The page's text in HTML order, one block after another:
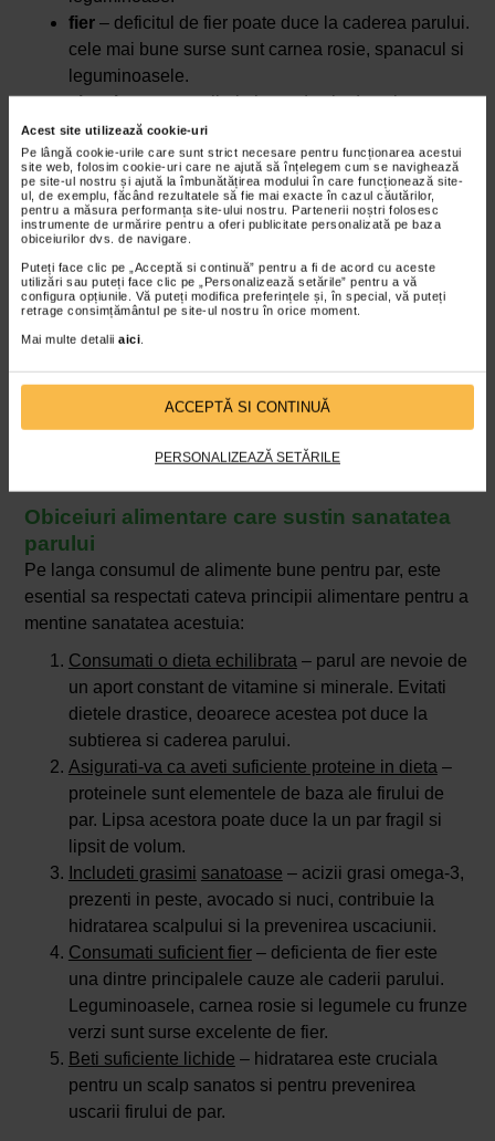
Acest site utilizează cookie-uri
Pe lângă cookie-urile care sunt strict necesare pentru funcționarea acestui
site web, folosim cookie-uri care ne ajută să înțelegem cum se navighează
pe site-ul nostru și ajută la îmbunătățirea modului în care funcționează site-
ul, de exemplu, făcând rezultatele să fie mai exacte în cazul căutărilor,
pentru a măsura performanța site-ului nostru. Partenerii noștri folosesc
instrumente de urmărire pentru a oferi publicitate personalizată pe baza
obiceiurilor dvs. de navigare.
Puteți face clic pe „Acceptă si continuă” pentru a fi de acord cu aceste
utilizări sau puteți face clic pe „Personalizează setările” pentru a vă
configura opțiunile. Vă puteți modifica preferințele și, în special, vă puteți
retrage consimțământul pe site-ul nostru în orice moment.
Mai multe detalii aici.
ACCEPTĂ SI CONTINUĂ
PERSONALIZEAZĂ SETĂRILE
fier– deficitul de fier poate duce la caderea parului.
cele mai bune surse sunt carnea rosie, spanacul si
leguminoasele.
vitamina a– contribuie la productia de sebum,
mentinand scalpul hidratat. se gaseste in morcovi,
cartofi dulci si spanac.
vitamina c– stimuleaza productia de colagen si
ajuta la absorbtia fierului. se regaseste in citrice,
ardei gras si fructe de padure.
vitamina e– protejeaza firele de par impotriva
deteriorarii. sursele principale sunt avocado, nucile
si uleiurile vegetale.
biotina (vitamina b7)
parului si prevenirea ruperii acestuia. se gaseste in
oua, nuci si seminte.
previne matreata. se gaseste in nuci, carne de vita
Obiceiuri alimentare care sustin sanatatea
parului
Pe langa consumul de alimente bune pentru par, este
esential sa respectati cateva principii alimentare pentru a
mentine sanatatea acestuia:
Consumati o dieta echilibrata – parul are nevoie de
un aport constant de vitamine si minerale. Evitati
dietele drastice, deoarece acestea pot duce la
subtierea si caderea parului.
Asigurati-va ca aveti suficiente proteine in dieta –
proteinele sunt elementele de baza ale firului de
par. Lipsa acestora poate duce la un par fragil si
lipsit de volum.
Includeti grasimi sanatoase – acizii grasi omega-3,
prezenti in peste, avocado si nuci, contribuie la
hidratarea scalpului si la prevenirea uscaciunii.
Consumati suficient fier– deficienta de fier este
una dintre principalele cauze ale caderii parului.
Leguminoasele, carnea rosie si legumele cu frunze
verzi sunt surse excelente de fier.
Beti suficiente lichide – hidratarea este cruciala
pentru un scalp sanatos si pentru prevenirea
uscarii firului de par.